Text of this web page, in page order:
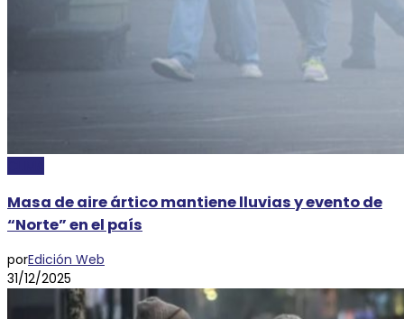
Masa de aire ártico mantiene lluvias y evento de
“Norte” en el país
porEdición Web
31/12/2025